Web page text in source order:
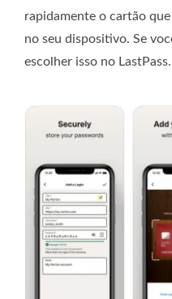
rapidamente o cartão
no seu dispositivo. Se
escolher isso no LastPass.